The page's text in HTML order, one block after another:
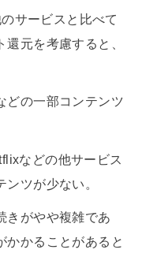
サービスと比べて
元を考慮すると、
どの一部コンテンツ
などの他サービス
ツが少ない。
きがやや複雑であ
かかることがあると